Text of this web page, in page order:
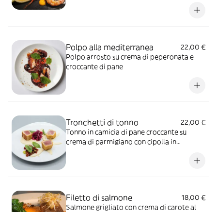
Polpo alla mediterranea
22,00 €
Polpo arrosto su crema di peperonata e
croccante di pane
Tronchetti di tonno
22,00 €
Tonno in camicia di pane croccante su
crema di parmigiano con cipolla in
Filetto di salmone
18,00 €
Salmone grigliato con crema di carote al